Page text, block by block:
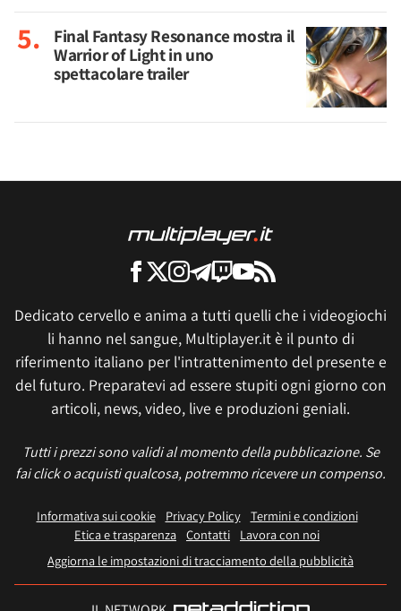
Final Fantasy Resonance mostra il
Warrior of Light in uno
spettacolare trailer
Dedicato cervello e anima a tutti quelli che i videogiochi
li hanno nel sangue, Multiplayer.it è il punto di
riferimento italiano per l'intrattenimento del presente e
del futuro. Preparatevi ad essere stupiti ogni giorno con
articoli, news, video, live e produzioni geniali.
Tutti i prezzi sono validi al momento della pubblicazione. Se
fai click o acquisti qualcosa, potremmo ricevere un compenso.
Informativa sui cookie Privacy Policy
Termini e condizioni
Etica e trasparenza Contatti
Lavora con noi
Aggiorna le impostazioni di tracciamento della pubblicità